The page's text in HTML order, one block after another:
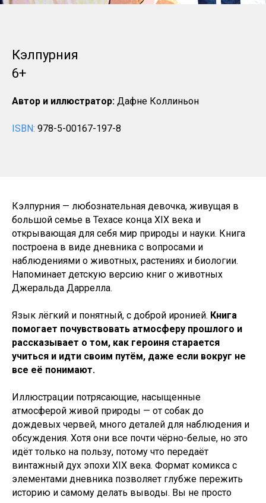
Кэлпурния
6+
Автор и иллюстратор: Дафне Коллиньон
ISBN: 978-5-00167-197-8
Кэлпурния — любознательная девочка, живущая в
большой семье в Техасе конца XIX века и
открывающая для себя мир природы и науки. Книга
построена в виде дневника с вопросами и
наблюдениями о животных, растениях и биологии.
Напоминает детскую версию книг о животных
Джеральда Даррелла.
Язык лёгкий и понятный, с доброй иронией. Книга
помогает почувствовать атмосферу прошлого и
рассказывает о том, как героиня старается
учиться и идти своим путём, даже если вокруг не
все её понимают.
Иллюстрации потрясающие, насыщенные
атмосферой живой природы — от собак до
дождевых червей, много деталей для наблюдения и
обсуждения. Хотя они все почти чёрно-белые, но это
идёт только на пользу, потому что передаёт
винтажный дух эпохи XIX века. Формат комикса с
элементами дневника позволяет глубже пережить
историю и самому делать выводы. Вы не просто